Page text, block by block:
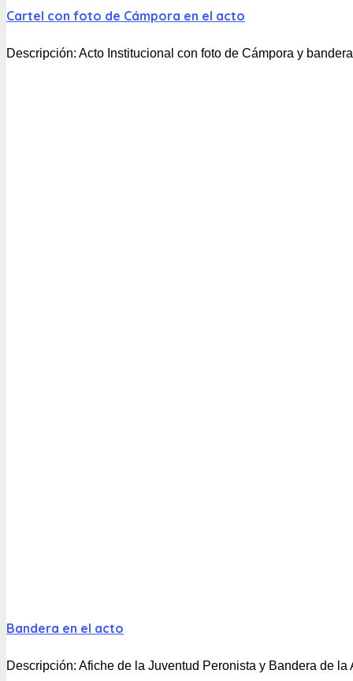
Cartel con foto de Cámpora en el acto
Descripción: Acto Institucional con foto de Cámpora y
Bandera en el acto
Descripción: Afiche de la Juventud Peronista y Bandera de